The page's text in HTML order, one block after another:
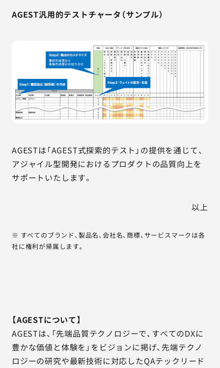
AGEST汎用的テストチャータ（サンプル）
AGESTは「AGEST式探索的テスト」の提供を通じて、
アジャイル型開発におけるプロダクトの品質向上を
サポートいたします。
以上
※ すべてのブランド、製品名、会社名、商標、サービスマークは各
社に権利が帰属します。
【AGESTについて】
AGESTは、「先端品質テクノロジーで、すべてのDXに
豊かな価値と体験を」をビジョンに掲げ、先端テクノ
ロジーの研究や最新技術に対応したQAテックリード